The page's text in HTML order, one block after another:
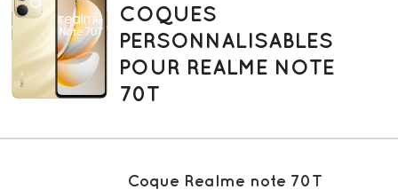
COQUES
PERSONNALISABLES
POUR REALME NOTE
70T
Coque Realme note 70T